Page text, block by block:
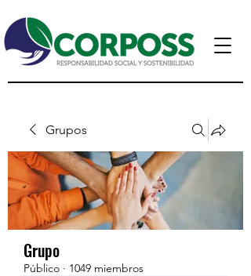
Grupos
Grupo
Público · 1049 miembros